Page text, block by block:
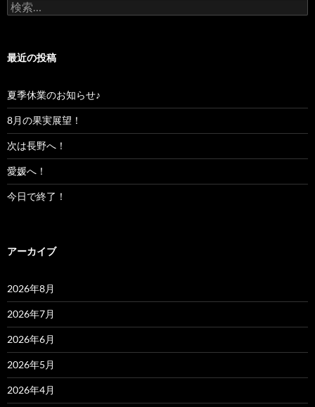
検
索:
最近の投稿
夏季休業のお知らせ♪
8月の果実展望！
次は長野へ！
愛媛へ！
今日で終了！
アーカイブ
2026年8月
2026年7月
2026年6月
2026年5月
2026年4月